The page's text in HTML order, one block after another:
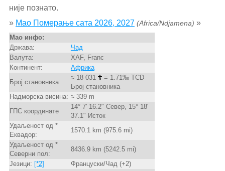
није познато.
» Mao Померање сата 2026, 2027 (Africa/Ndjamena) »
Mao инфо:
Држава:
Чад
Валута:
XAF, Franc
Континент:
Африка
Број становника:
≈ 18 031
= 1.71‰ TCD
Број становника
Надморска висина: ≈ 339 m
ГПС координате
14° 7' 16.2" Север, 15° 18'
37.1" Исток
Удаљеност од *
Еквадор:
1570.1 km (975.6 mi)
Удаљеност од *
Северни пол:
8436.9 km (5242.5 mi)
Језици: [*2]
Француски/Чад (+2)